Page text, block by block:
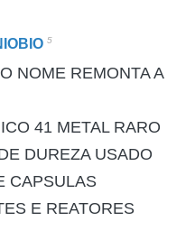
5
NOME REMONTA A
41 METAL RARO
DUREZA USADO
CAPSULAS
E REATORES